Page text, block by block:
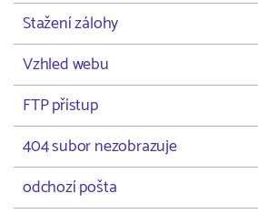
Stažení zálohy
Vzhled webu
FTP přístup
404 subor nezobrazuje
odchozí pošta